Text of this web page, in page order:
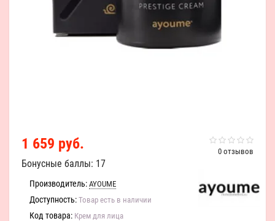
0 отзывов
1 659 руб.
Бонусные баллы: 17
Производитель: AYOUME
Доступность: Товар есть в наличии
Код товара: Крем для лица